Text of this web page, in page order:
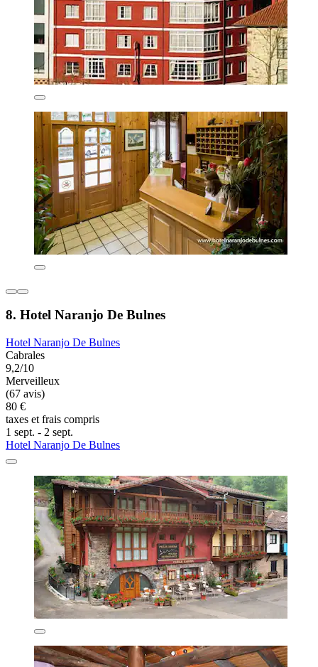
8. Hotel Naranjo De Bulnes
Hotel Naranjo De Bulnes
Cabrales
9,2/10
Merveilleux
(67 avis)
80 €
taxes et frais compris
1 sept. - 2 sept.
Hotel Naranjo De Bulnes